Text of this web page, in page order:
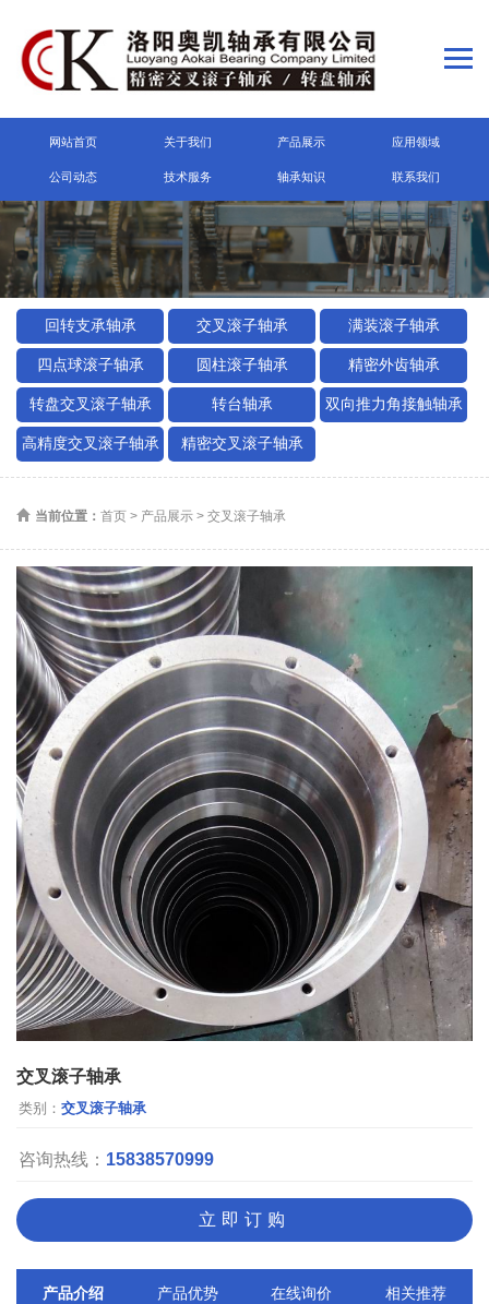
网站首页 关于我们 产品展示 应用领域
公司动态 技术服务 轴承知识 联系我们
回转支承轴承 交叉滚子轴承 满装滚子轴承
四点球滚子轴承 圆柱滚子轴承 精密外齿轴承
转盘交叉滚子轴承 转台轴承 双向推力角接触轴承
高精度交叉滚子轴承 精密交叉滚子轴承
当前位置： 首页 > 产品展示 > 交叉滚子轴承
交叉滚子轴承
类别： 交叉滚子轴承
咨询热线： 15838570999
立即订购
产品介绍 产品优势 在线询价 相关推荐